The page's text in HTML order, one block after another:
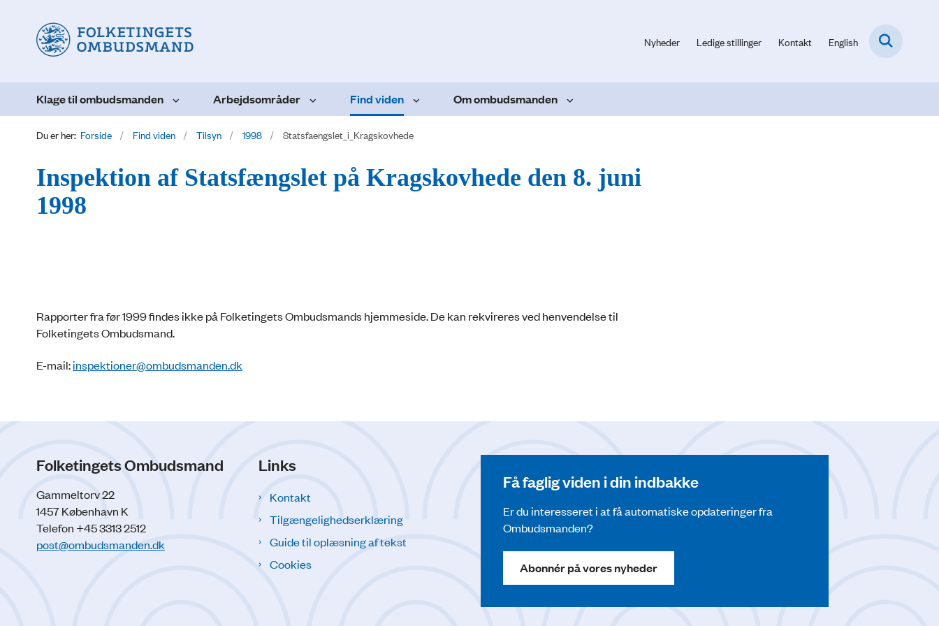
Nyheder Ledige stillinger Kontakt English
Klage til ombudsmanden Arbejdsområder Find viden Om ombudsmanden
Du er her: Forside Find viden Tilsyn 1998 Statsfaengslet_i_Kragskovhede
Inspektion af Statsfængslet på Kragskovhede den 8. juni
1998
Rapporter fra før 1999 findes ikke på Folketingets Ombudsmands hjemmeside. De kan rekvireres ved henvendelse til
Folketingets Ombudsmand.
E-mail:inspektioner@ombudsmanden.dk
Folketingets Ombudsmand
Gammeltorv 22
1457 København K
Telefon +45 3313 2512
post@ombudsmanden.dk
Links
Kontakt
Tilgængelighedserklæring
Guide til oplæsning af tekst
Cookies
Få faglig viden i din indbakke
Er du interesseret i at få automatiske opdateringer fra
Ombudsmanden?
Abonnér på vores nyheder